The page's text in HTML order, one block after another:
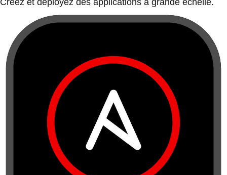
Créez et déployez des applications à grande échelle.